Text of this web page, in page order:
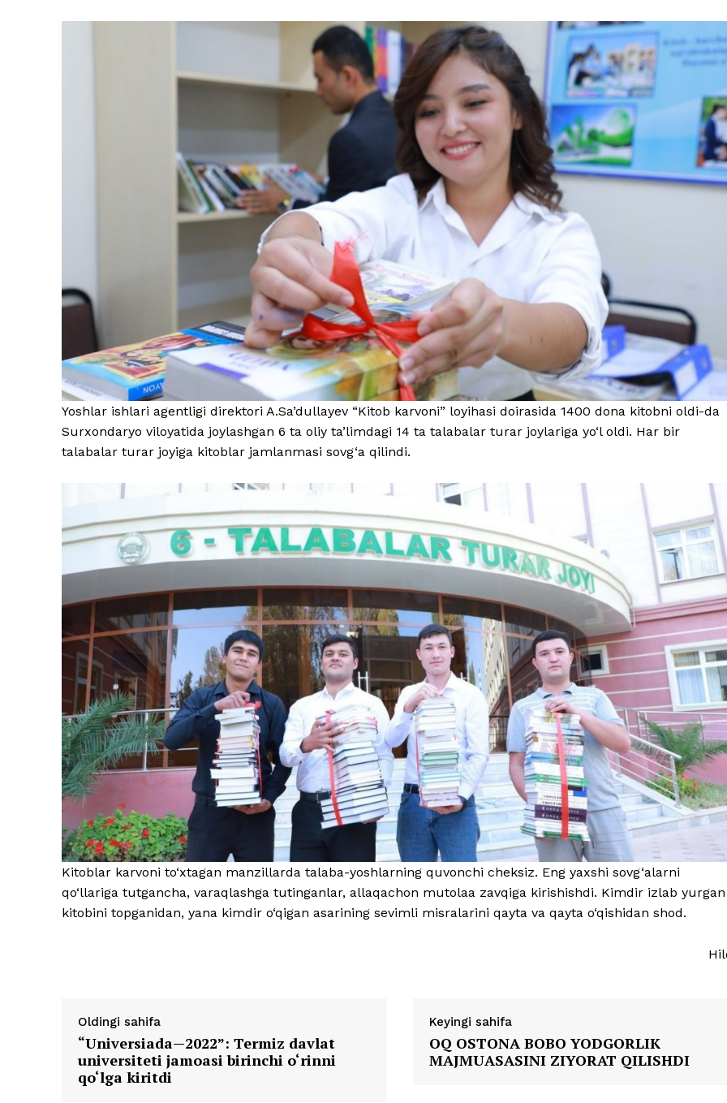
Yoshlar ishlari agentligi direktori A.Sa’dullayev “Kitob karvoni” loyihasi doirasida 1400 dona kitobni oldi-da
Surxondaryo viloyatida joylashgan 6 ta oliy ta’limdagi 14 ta talabalar turar joylariga yo‘l oldi. Har bir
talabalar turar joyiga kitoblar jamlanmasi sovg‘a qilindi.
Kitoblar karvoni to‘xtagan manzillarda talaba-yoshlarning quvonchi cheksiz. Eng yaxshi sovg‘alarni
qo‘llariga tutgancha, varaqlashga tutinganlar, allaqachon mutolaa zavqiga kirishishdi. Kimdir izlab yurgan
kitobini topganidan, yana kimdir o‘qigan asarining sevimli misralarini qayta va qayta o‘qishidan shod.
Oldingi sahifa
“Universiada—2022”: Termiz davlat
universiteti jamoasi birinchi o‘rinni
qo‘lga kiritdi
Keyingi sahifa
OQ OSTONA BOBO YODGORLIK
MAJMUASASINI ZIYORAT QILISHDI